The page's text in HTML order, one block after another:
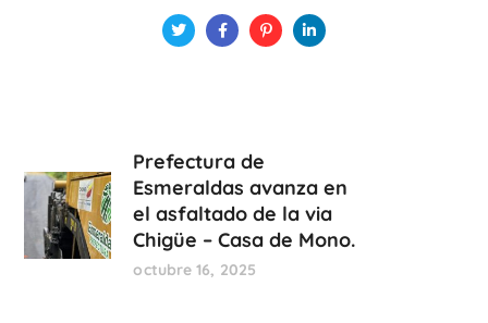
Prefectura de
Esmeraldas avanza en
el asfaltado de la via
Chigüe – Casa de Mono.
octubre 16, 2025